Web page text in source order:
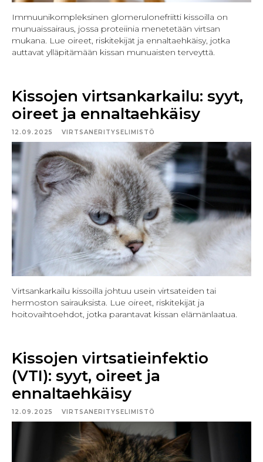
Immuunikompleksinen glomerulonefriitti kissoilla on
munuaissairaus, jossa proteiinia menetetään virtsan
mukana. Lue oireet, riskitekijät ja ennaltaehkäisy, jotka
auttavat ylläpitämään kissan munuaisten terveyttä.
Kissojen virtsankarkailu: syyt,
oireet ja ennaltaehkäisy
12.09.2025 VIRTSANERITYSELIMISTÖ
Virtsankarkailu kissoilla johtuu usein virtsateiden tai
hermoston sairauksista. Lue oireet, riskitekijät ja
hoitovaihtoehdot, jotka parantavat kissan elämänlaatua.
Kissojen virtsatieinfektio
(VTI): syyt, oireet ja
ennaltaehkäisy
12.09.2025 VIRTSANERITYSELIMISTÖ